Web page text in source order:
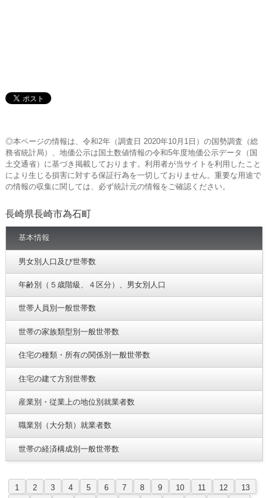
◎本ページの情報は、令和2年（調査日 2020年10月1日）の国勢調査（総
務省統計局）、地価公示は国土数値情報の令和5年度地価公示データ（国
土交通省）に基づき掲載しております。利用者が当サイトを利用したこと
により生じる損害に対する保証行為を一切しておりません。重要な用途で
の情報の収集に関しては、必ず統計元の情報をご確認ください。
長崎県長崎市為石町
基本情報
男女別人口及び世帯数
年齢別（５歳階級、４区分）、男女別人口
世帯人員別一般世帯数
世帯の家族類型別一般世帯数
住宅の種類・所有の関係別一般世帯数
住宅の建て方別世帯数
産業別・従業上の地位別就業者数
職業別（大分類）就業者数
世帯の経済構成別一般世帯数
1 2 3 4 5 6 7 8 9 10 11 12
13